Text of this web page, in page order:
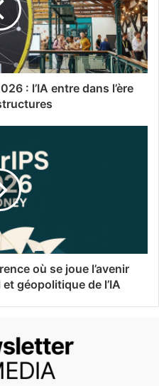
: l’IA entre dans l’ère
où se joue l’avenir
géopolitique de l’IA